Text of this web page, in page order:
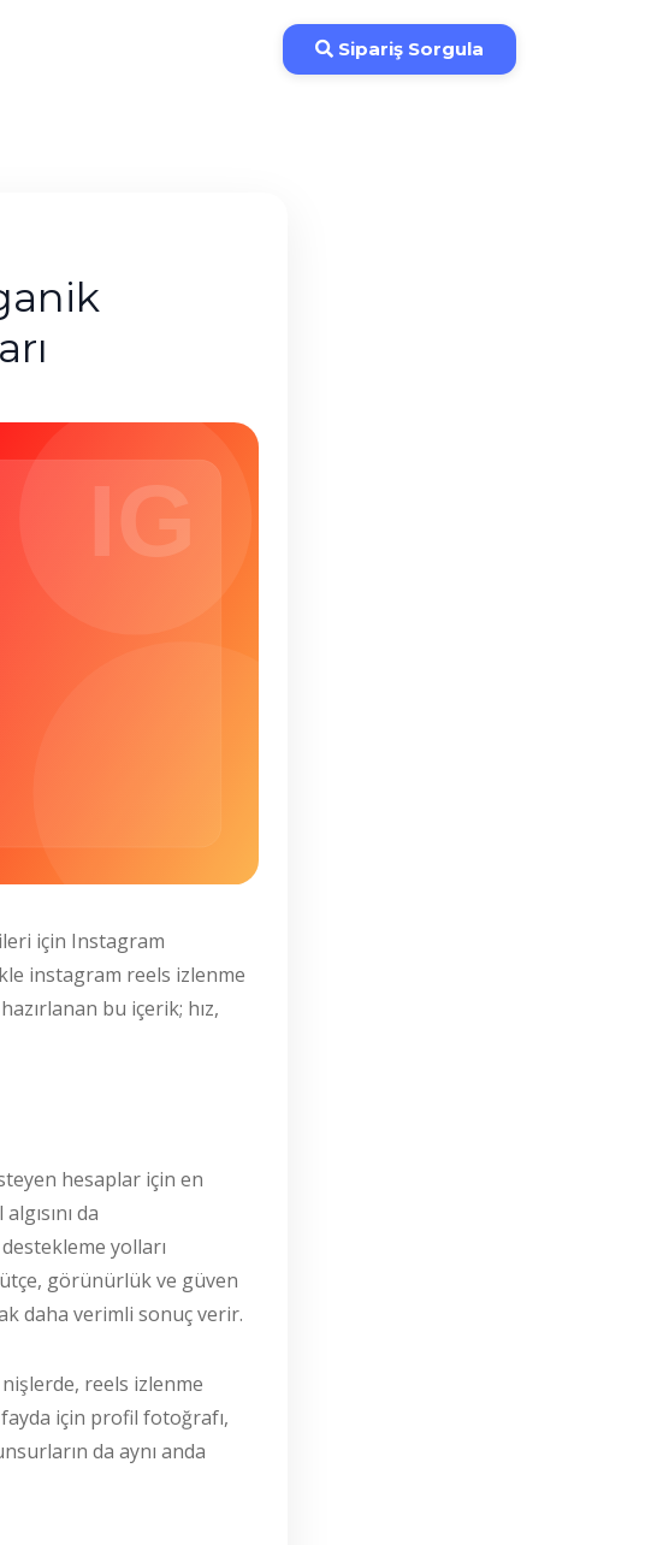
Sipariş Sorgula
için Instagram
instagram reels izlenme
bu içerik; hız,
hesaplar için en
da
yolları
görünürlük ve güven
daha verimli sonuç verir.
reels izlenme
için profil fotoğrafı,
da aynı anda